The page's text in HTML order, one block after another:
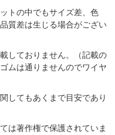
トの中でもサイズ差、色
質差は生じる場合がござい
しておりません。（記載の
ムは通りませんのでワイヤ
してもあくまで目安であり
は著作権で保護されていま